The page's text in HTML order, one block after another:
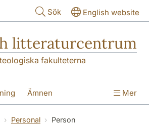
Sök English website
litteraturcentrum
fakulteterna
Ämnen
Institutionen
Mer
Personal
Person